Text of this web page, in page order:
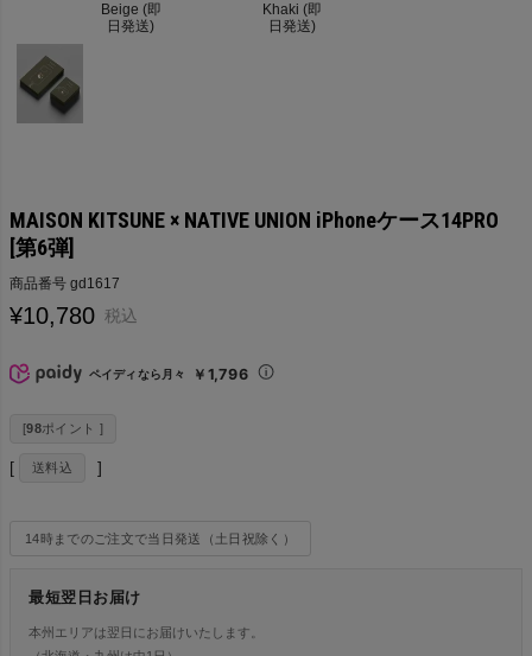
Beige (即
日発送)
Khaki (即
日発送)
MAISON KITSUNE × NATIVE UNION iPhoneケース14PRO
[第6弾]
商品番号 gd1617
¥10,780 税込
ペイディなら月々 ￥1,796
[98ポイント ]
送料込
14時までのご注文で当日発送（土日祝除く）
最短翌日お届け
本州エリアは翌日にお届けいたします。